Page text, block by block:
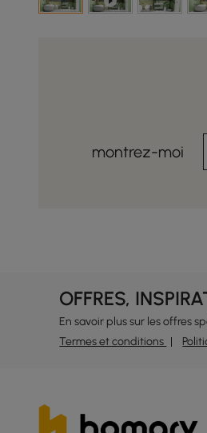
montrez-moi
OFFRES,
En savoir plus sur les offres
Termes et conditions